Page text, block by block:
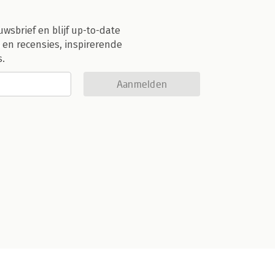
en blijf up-to-date
recensies, inspirerende
Aanmelden